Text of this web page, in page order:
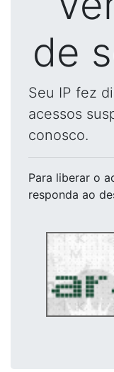
de
Seu IP fez
acessos
conosco.
Para liberar o
responda ao